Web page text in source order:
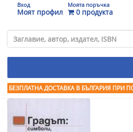
Вход
Моят профил
Моята поръчка
0 продукта
БЕЗПЛАТНА ДОСТАВКА В БЪЛГАРИЯ ПРИ